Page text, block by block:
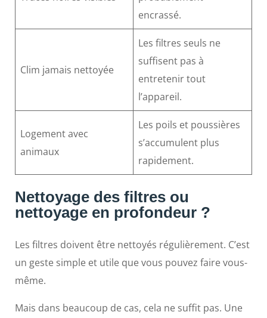
encrassé.
Clim jamais nettoyée
Les filtres seuls ne
suffisent pas à
entretenir tout
l’appareil.
Logement avec
animaux
Les poils et poussières
s’accumulent plus
rapidement.
Nettoyage des filtres ou
nettoyage en profondeur ?
Les filtres doivent être nettoyés régulièrement. C’est
un geste simple et utile que vous pouvez faire vous-
même.
Mais dans beaucoup de cas, cela ne suffit pas. Une